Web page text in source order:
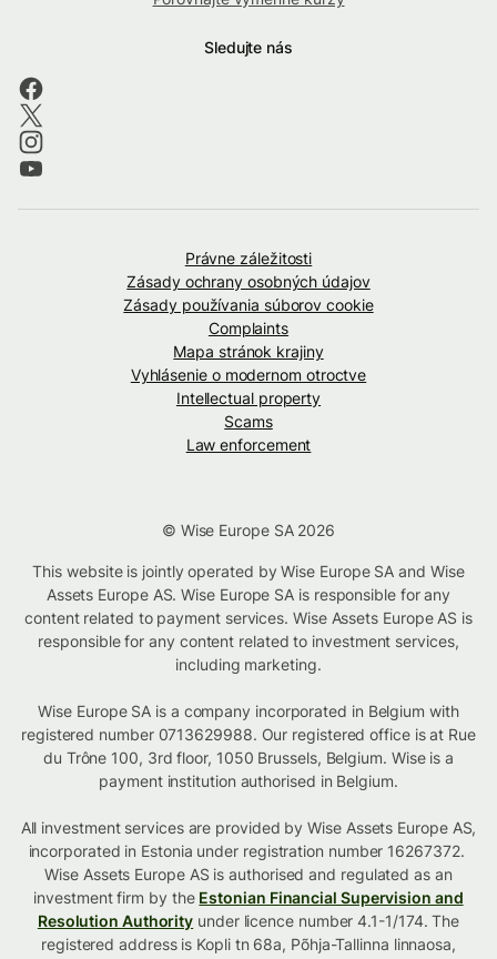
Sledujte nás
Právne záležitosti
Zásady ochrany osobných údajov
Zásady používania súborov cookie
Complaints
Mapa stránok krajiny
Vyhlásenie o modernom otroctve
Intellectual property
Scams
Law enforcement
© Wise Europe SA 2026
This website is jointly operated by Wise Europe SA and Wise
Assets Europe AS. Wise Europe SA is responsible for any
content related to payment services. Wise Assets Europe AS is
responsible for any content related to investment services,
including marketing.
Wise Europe SA is a company incorporated in Belgium with
registered number 0713629988. Our registered office is at Rue
du Trône 100, 3rd floor, 1050 Brussels, Belgium. Wise is a
payment institution authorised in Belgium.
All investment services are provided by Wise Assets Europe AS,
incorporated in Estonia under registration number 16267372.
Wise Assets Europe AS is authorised and regulated as an
investment firm by the Estonian Financial Supervision and
Resolution Authority under licence number 4.1-1/174. The
registered address is Kopli tn 68a, Põhja-Tallinna linnaosa,